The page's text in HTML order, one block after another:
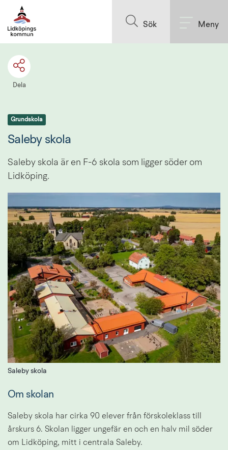
Sök Meny
Dela
Grundskola
Saleby skola
Saleby skola är en F-6 skola som ligger söder om
Lidköping.
Saleby skola
Om skolan
Saleby skola har cirka 90 elever från förskoleklass till
årskurs 6. Skolan ligger ungefär en och en halv mil söder
om Lidköping, mitt i centrala Saleby.